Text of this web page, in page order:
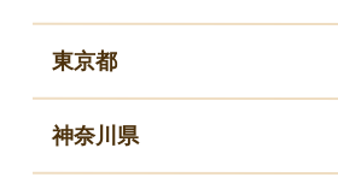
東京都
神奈川県